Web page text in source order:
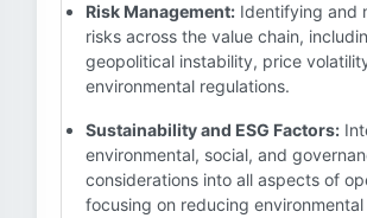
Risk Management: Identifying and
risks across the value chain,
geopolitical instability, price
environmental regulations.
Sustainability and ESG Factors:
environmental, social, and
considerations into all aspects of
focusing on reducing